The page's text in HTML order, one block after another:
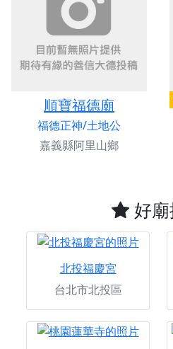
順寶福德廟
福德正神/土地公
嘉義縣阿里山鄉
好廟
北投福慶宮
台北市北投區